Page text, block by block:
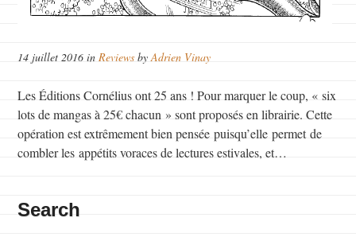
14 juillet 2016 inReviews byAdrien Vinay
Les Éditions Cornélius ont 25 ans ! Pour marquer le coup, « six
lots de mangas à 25€ chacun » sont proposés en librairie. Cette
opération est extrêmement bien pensée puisqu’elle permet de
combler les appétits voraces de lectures estivales, et…
Search